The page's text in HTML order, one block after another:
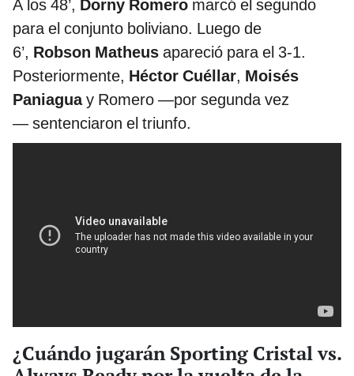
A los 48’, Dorny Romero marcó el segundo
para el conjunto boliviano. Luego de
6’, Robson Matheus apareció para el 3-1.
Posteriormente, Héctor Cuéllar, Moisés
Paniaguay Romero —por segunda vez
— sentenciaron el triunfo.
¿Cuándo jugarán Sporting Cristal vs.